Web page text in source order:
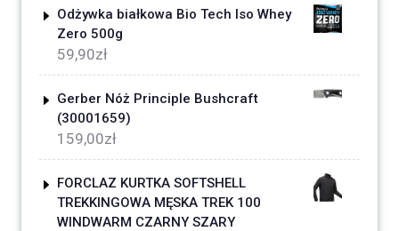
Odżywka białkowa Bio Tech Iso Whey
Zero 500g
59,90zł
Gerber Nóż Principle Bushcraft
(30001659)
159,00zł
FORCLAZ KURTKA SOFTSHELL
TREKKINGOWA MĘSKA TREK 100
WINDWARM CZARNY SZARY